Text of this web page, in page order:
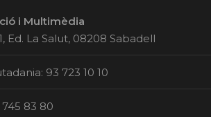
i Multimèdia
Ed. La Salut, 08208 Sabadell
93 723 10 10
83 80